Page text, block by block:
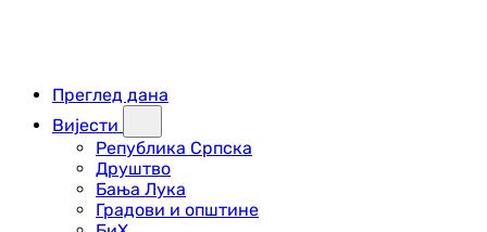
Преглед дана
Вијести
Република Српска
Друштво
Бања Лука
Градови и општине